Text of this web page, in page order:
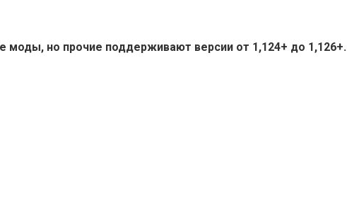
моды, но прочие поддерживают версии от 1,124+ до 1,126+.